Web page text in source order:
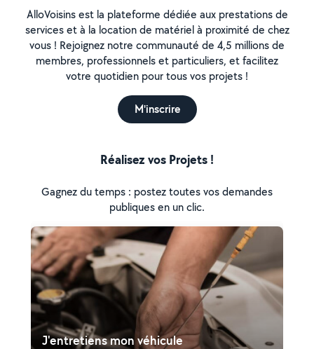
AlloVoisins est la plateforme dédiée aux prestations de
services et à la location de matériel à proximité de chez
vous ! Rejoignez notre communauté de 4,5 millions de
membres, professionnels et particuliers, et facilitez
votre quotidien pour tous vos projets !
M'inscrire
Réalisez vos Projets !
Gagnez du temps : postez toutes vos demandes
publiques en un clic.
J'entretiens mon véhicule